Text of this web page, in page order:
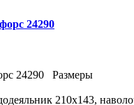
24290
24290 Размеры
210х143,